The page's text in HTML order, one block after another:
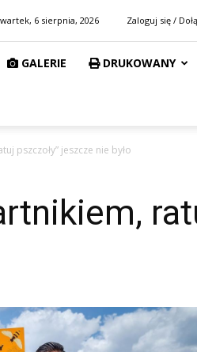
6 sierpnia, 2026 Zaloguj się /
GALERIE DRUKOWANY
pszczoły” jeszcze nie było